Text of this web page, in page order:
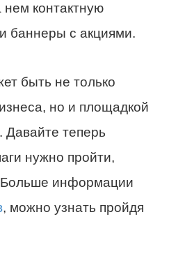
контактную
баннеры с акциями.
быть не только
но и площадкой
теперь
нужно пройти,
Больше информации
, можно узнать пройдя